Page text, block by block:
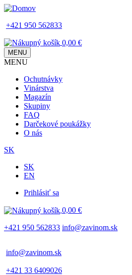
Skip
main
+421 950 562833
0,00 €
MENU
navigation
MENU
Ochutnávky
Vinárstva
Magazín
Skupiny
FAQ
Darčekové poukážky
O nás
SK
SK
EN
menu
Prihlásiť sa
0,00 €
+421 950 562833 info@zavinom.sk
info@zavinom.sk
+421 33 6409026